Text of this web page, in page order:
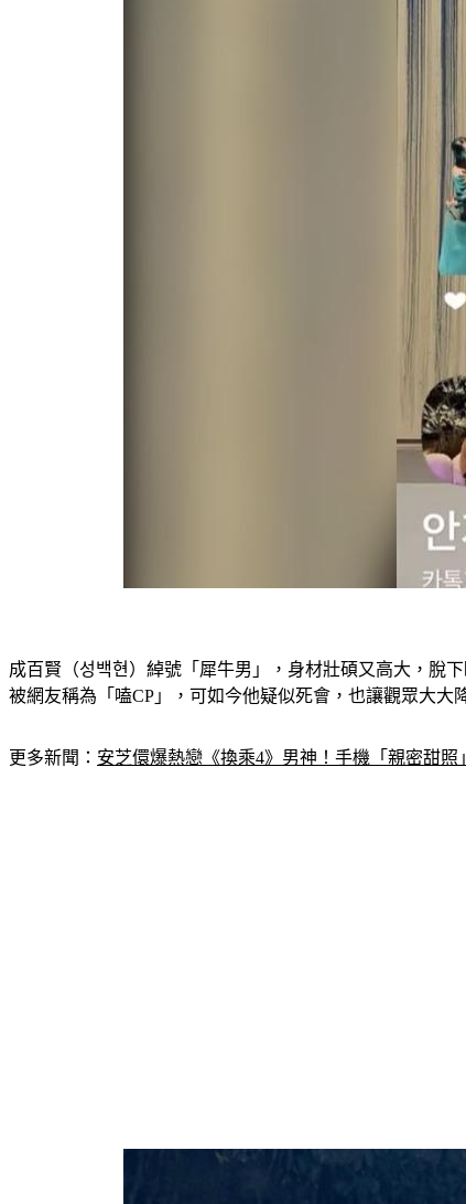
成百賢（성백현）綽號「犀牛男」，身材壯碩又高大，脫
被網友稱為「嗑CP」，可如今他疑似死會，也讓觀眾大大
更多新聞： 安芝儇爆熱戀《換乘4》男神！手機「親密甜照